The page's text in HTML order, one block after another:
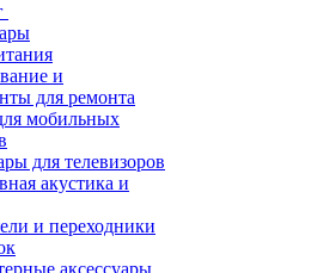
и
для ремонта
мобильных
для телевизоров
акустика и
и переходники
аксессуары